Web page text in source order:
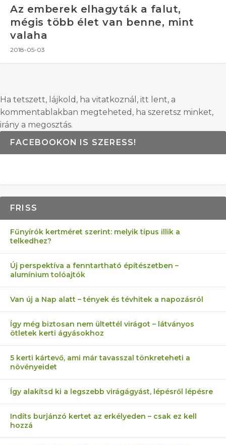
Az emberek elhagyták a falut,
mégis több élet van benne, mint
valaha
2018-05-03
Ha tetszett, lájkold, ha vitatkoznál, itt lent, a
kommentablakban megteheted, ha szeretsz minket,
irány a megosztás.
FACEBOOKON IS SZERESS!
FRISS
Fűnyírók kertméret szerint: melyik típus illik a
telkedhez?
Új perspektíva a fenntartható építészetben –
alumínium tolóajtók
Van új a Nap alatt – tények és tévhitek a napozásról
Így még biztosan nem ültettél virágot – látványos
ötletek kerti ágyásokhoz
5 kerti kártevő, ami már tavasszal tönkreteheti a
növényeidet
Így alakítsd ki a legszebb virágágyást, lépésről lépésre
Indíts burjánzó kertet az erkélyeden – csak ez kell
hozzá